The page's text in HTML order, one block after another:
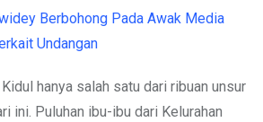
Berbohong Pada Awak Media
Undangan
hanya salah satu dari ribuan unsur
ini. Puluhan ibu-ibu dari Kelurahan